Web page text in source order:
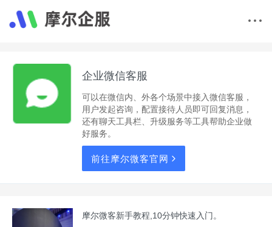
企业微信客服
可以在微信内、外各个场景中接入微信客服，
用户发起咨询，配置接待人员即可回复消息，
还有聊天工具栏、升级服务等工具帮助企业做
好服务。
前往摩尔微客官网
摩尔微客新手教程,10分钟快速入门。